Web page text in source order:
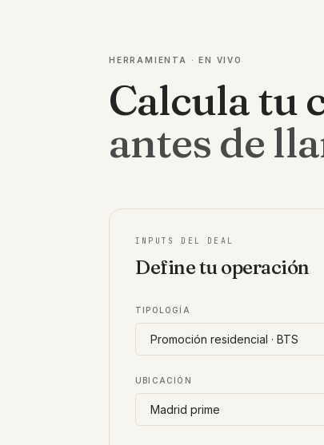
HERRAMIENTA · EN VIVO
Calcula tu
antes de
INPUTS DEL DEAL
Define tu operación
TIPOLOGÍA
UBICACIÓN